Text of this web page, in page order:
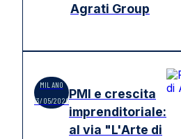
Agrati Group
MILANO
13/05/2026PMI e crescita
imprenditoriale:
al via "L'Arte di